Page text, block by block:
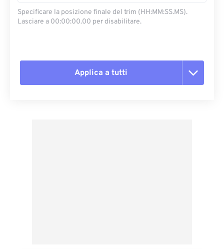
Specificare la posizione finale del trim (HH:MM:SS.MS).
Lasciare a 00:00:00.00 per disabilitare.
Applica a tutti